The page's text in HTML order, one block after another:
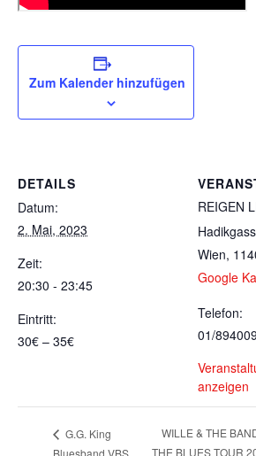
Zum Kalender hinzufügen
DETAILS
Datum:
2. Mai, 2023
Zeit:
20:30 - 23:45
Eintritt:
30€ – 35€
REIGEN
Wien,
Google
Telefon:
01/
anzeigen
G.G. King
Bluesband VBS
WILLE & THE
THE BLUES TOUR